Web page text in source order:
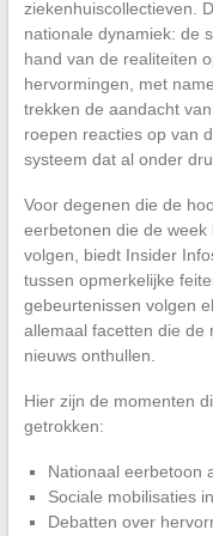
ziekenhuiscollectieven.
nationale dynamiek: de
hand van de realiteiten
hervormingen, met
trekken de aandacht
roepen reacties op van
systeem dat al onder
Voor degenen die de
eerbetonen die de
volgen, biedt Insider
tussen opmerkelijke
gebeurtenissen volgen
allemaal facetten die de
nieuws onthullen.
Hier zijn de momenten
getrokken:
Nationaal eerbetoon
Sociale mobilisaties in
Debatten over